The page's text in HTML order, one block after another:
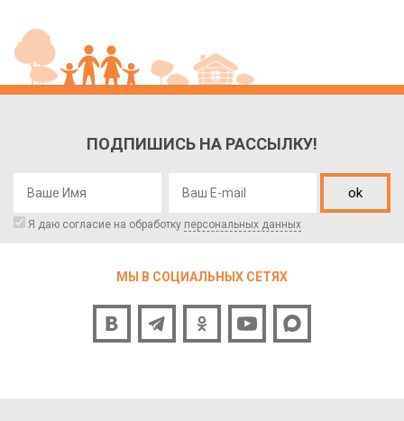
ПОДПИШИСЬ НА РАССЫЛКУ!
ok
Я даю согласие на обработку персональных данных
МЫ В СОЦИАЛЬНЫХ СЕТЯХ